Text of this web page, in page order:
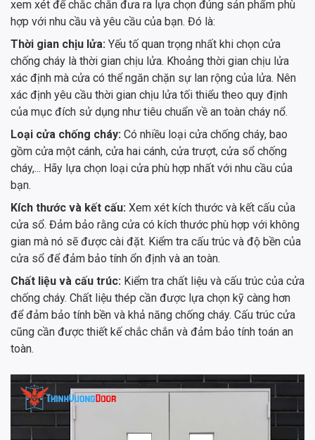
xem xét để chắc chắn đưa ra lựa chọn đúng sản phẩm phù
hợp với nhu cầu và yêu cầu của bạn. Đó là:
Thời gian chịu lửa: Yếu tố quan trọng nhất khi chọn cửa
chống cháy là thời gian chịu lửa. Khoảng thời gian chịu lửa
xác định mà cửa có thể ngăn chặn sự lan rộng của lửa. Nên
xác định yêu cầu thời gian chịu lửa tối thiểu theo quy định
của mục đích sử dụng như tiêu chuẩn về an toàn cháy nổ.
Loại cửa chống cháy: Có nhiều loại cửa chống cháy, bao
gồm cửa một cánh, cửa hai cánh, cửa trượt, cửa sổ chống
cháy,... Hãy lựa chọn loại cửa phù hợp nhất với nhu cầu của
bạn.
Kích thước và kết cấu: Xem xét kích thước và kết cấu của
cửa sổ. Đảm bảo rằng cửa có kích thước phù hợp với không
gian mà nó sẽ được cài đặt. Kiểm tra cấu trúc và độ bền của
cửa sổ để đảm bảo tính ổn định và an toàn.
Chất liệu và cấu trúc: Kiểm tra chất liệu và cấu trúc của cửa
chống cháy. Chất liệu thép cần được lựa chọn kỹ càng hơn
để đảm bảo tính bền và khả năng chống cháy. Cấu trúc cửa
cũng cần được thiết kế chắc chắn và đảm bảo tính toán an
toàn.